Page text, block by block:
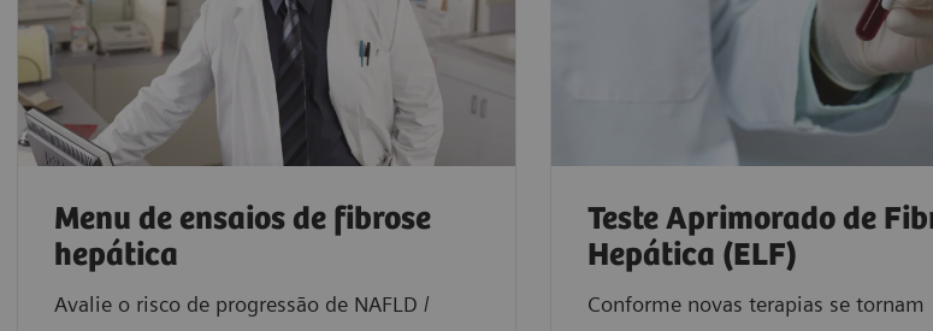
Menu de ensaios de fibrose
hepática
Avalie o risco de progressão de NAFLD /
Teste Aprimorado de
Hepática (ELF)
Conforme novas terapias se tornam